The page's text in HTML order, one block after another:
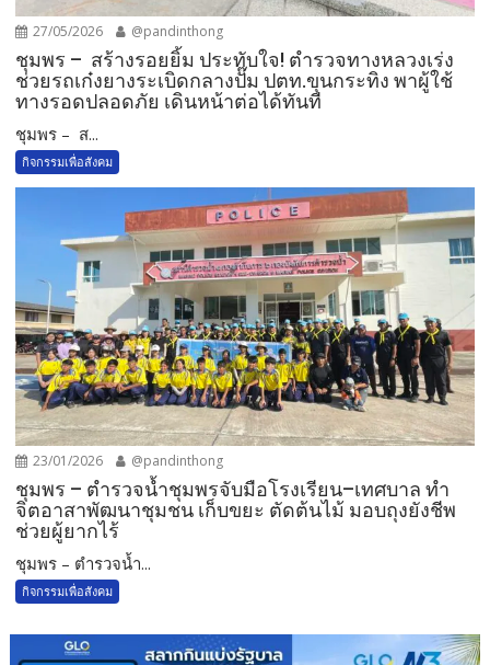
27/05/2026 @pandinthong
ชุมพร – สร้างรอยยิ้ม ประทับใจ! ตำรวจทางหลวงเร่ง
ช่วยรถเก๋งยางระเบิดกลางปั๊ม ปตท.ขุนกระทิง พาผู้ใช้
ทางรอดปลอดภัย เดินหน้าต่อได้ทันที
ชุมพร – ส...
กิจกรรมเพื่อสังคม
23/01/2026 @pandinthong
ชุมพร – ตำรวจน้ำชุมพรจับมือโรงเรียน–เทศบาล ทำ
จิตอาสาพัฒนาชุมชน เก็บขยะ ตัดต้นไม้ มอบถุงยังชีพ
ช่วยผู้ยากไร้
ชุมพร – ตำรวจน้ำ...
กิจกรรมเพื่อสังคม